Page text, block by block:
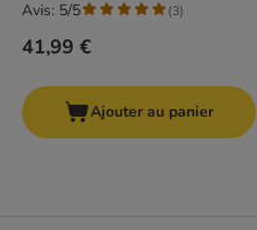
41,99 €
Avis: 5/5 (3)
Ajouter au panier